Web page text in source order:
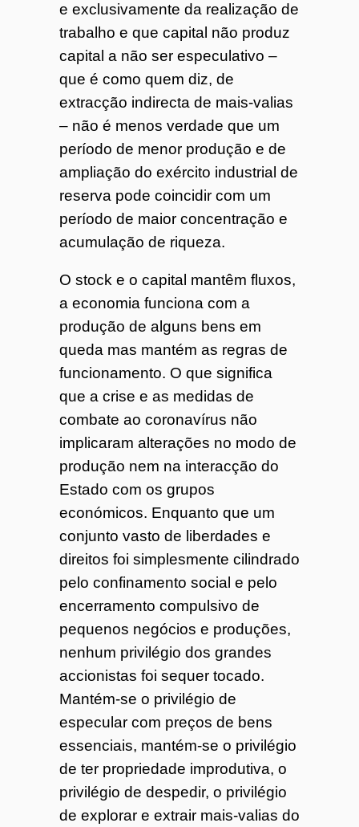
e exclusivamente da realização de
trabalho e que capital não produz
capital a não ser especulativo –
que é como quem diz, de
extracção indirecta de mais-valias
– não é menos verdade que um
período de menor produção e de
ampliação do exército industrial de
reserva pode coincidir com um
período de maior concentração e
acumulação de riqueza.
O stock e o capital mantêm fluxos,
a economia funciona com a
produção de alguns bens em
queda mas mantém as regras de
funcionamento. O que significa
que a crise e as medidas de
combate ao coronavírus não
implicaram alterações no modo de
produção nem na interacção do
Estado com os grupos
económicos. Enquanto que um
conjunto vasto de liberdades e
direitos foi simplesmente cilindrado
pelo confinamento social e pelo
encerramento compulsivo de
pequenos negócios e produções,
nenhum privilégio dos grandes
accionistas foi sequer tocado.
Mantém-se o privilégio de
especular com preços de bens
essenciais, mantém-se o privilégio
de ter propriedade improdutiva, o
privilégio de despedir, o privilégio
de explorar e extrair mais-valias do